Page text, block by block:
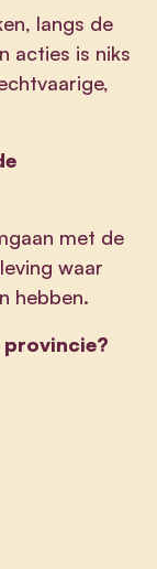
langs de
acties is niks
met de
waar
hebben.
provincie?